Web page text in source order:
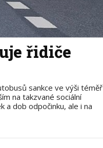
řidiče
sankce ve výši téměř
na takzvané sociální
dob odpočinku, ale i na